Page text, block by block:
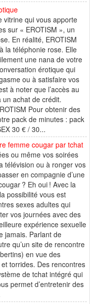
vitrine qui vous apporte
sur « EROTISM », un
En réalité, EROTISM
la téléphonie rose. Elle
une nana de votre
érotique qui
ou à satisfaire vos
à noter que l’accès au
un achat de crédit.
Pour obtenir des
pack de minutes : pack
30 € / 30...
femme cougar par tchat
ou même vos soirées
télévision ou à ronger vos
en compagnie d’une
? Eh oui ! Avec la
possibilité vous est
sexes adultes qui
vos journées avec des
expérience sexuelle
jamais. Parlant de
qu’un site de rencontre
en vue des
torrides. Des rencontres
de tchat intégré qui
permet d’entretenir des